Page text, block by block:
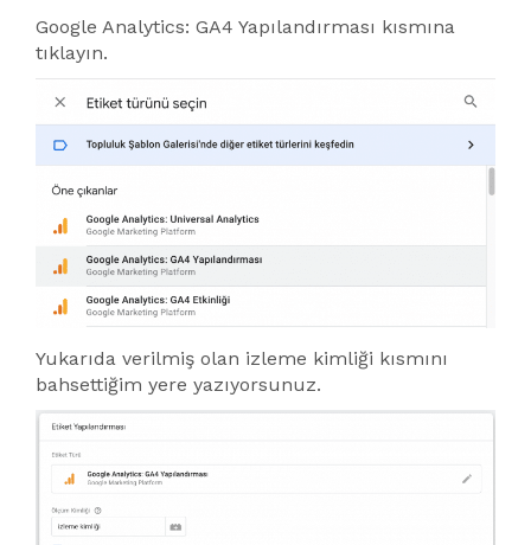
Google Analytics: GA4 Yapılandırması kısmına
tıklayın.
Yukarıda verilmiş olan izleme kimliği kısmını
bahsettiğim yere yazıyorsunuz.